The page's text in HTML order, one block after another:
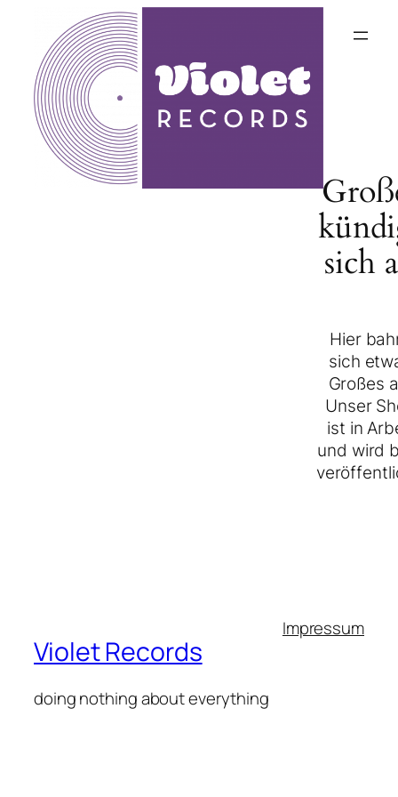
sich
Hier
sich
Großes
Unser
ist in
und wird
Violet Records
doing nothing about everything
Impressum